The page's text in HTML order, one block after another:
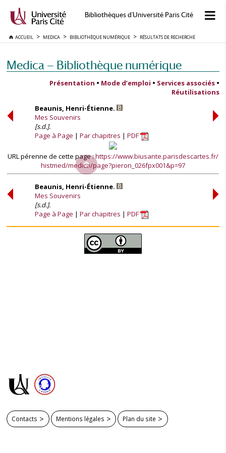
Bibliothèques d'Université Paris Cité
ACCUEIL MEDICA BIBLIOTHÈQUE NUMÉRIQUE RÉSULTATS DE RECHERCHE
Medica — Bibliothèque numérique
Présentation • Mode d’emploi • Services associés •
Réutilisations
Beaunis, Henri-Étienne.
Mes Souvenirs
[s.d.].
Page à Page
Par chapitres PDF
URL pérenne de cette page :https://www.biusante.parisdescartes.fr/
histmed/medica/page?pieron_026fpx001&p=97
Beaunis, Henri-Étienne.
Mes Souvenirs
[s.d.].
Page à Page
Par chapitres PDF
Contacts Mentions légales Plan du site